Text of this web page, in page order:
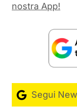
nostra App!
Segui